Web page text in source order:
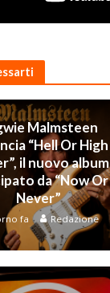
Malmsteen
“Hell Or High
il nuovo album
da “Now Or
Never”
fa Redazione